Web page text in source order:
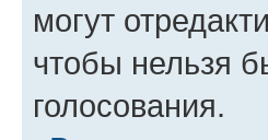
могут
чтобы нельзя
голосования.